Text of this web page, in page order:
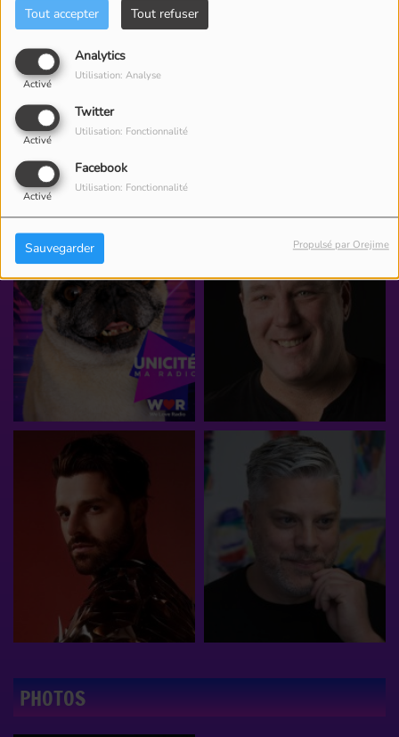
Tout accepter Tout refuser
Analytics
Activé
Utilisation: Analyse
Twitter
Activé
Utilisation: Fonctionnalité
Facebook
Activé
Utilisation: Fonctionnalité
Sauvegarder Propulsé par Orejime
SE CONNECTER
ÉQUIPE
PHOTOS